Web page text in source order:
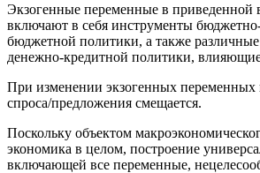
Экзогенные переменные в приведенной
включают в себя инструменты
бюджетной политики, а также
денежно-кредитной политики,
При изменении экзогенных переменных
спроса/предложения смещается.
Поскольку объектом
экономика в целом, построение
включающей все переменные,